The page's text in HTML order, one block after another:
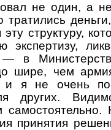
не один, а
структуру,
экспертизу,
в
шире, чем
и я не очень
других.
самостоятельно.
принятия